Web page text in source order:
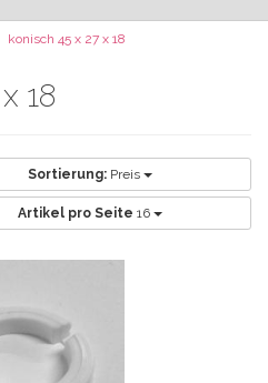
konisch 45 x 27 x 18
18
Sortierung: Preis
Artikel pro Seite 16